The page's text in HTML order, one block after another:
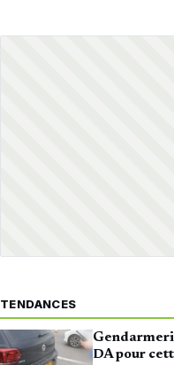
TENDANCES
DA pour